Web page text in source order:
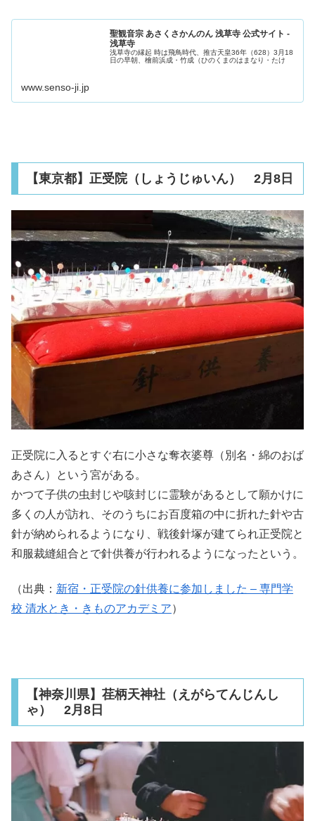
聖観音宗 あさくさかんのん 浅草寺 公式サイト -
浅草寺
浅草寺の縁起 時は飛鳥時代、推古天皇36年（628）3月18
日の早朝、檜前浜成・竹成（ひのくまのはまなり・たけ
www.senso-ji.jp
【東京都】正受院（しょうじゅいん） 2月8日
正受院に入るとすぐ右に小さな奪衣婆尊（別名・綿のおば
あさん）という宮がある。
かつて子供の虫封じや咳封じに霊験があるとして願かけに
多くの人が訪れ、そのうちにお百度箱の中に折れた針や古
針が納められるようになり、戦後針塚が建てられ正受院と
和服裁縫組合とで針供養が行われるようになったという。
（出典： 新宿・正受院の針供養に参加しました – 専門学
校 清水とき・きものアカデミア）
【神奈川県】荏柄天神社（えがらてんじんし
ゃ） 2月8日